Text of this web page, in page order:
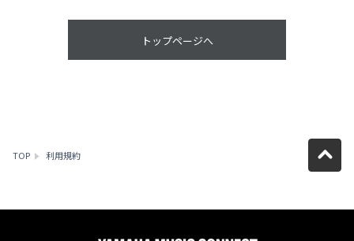
トップページへ
TOP 利用規約